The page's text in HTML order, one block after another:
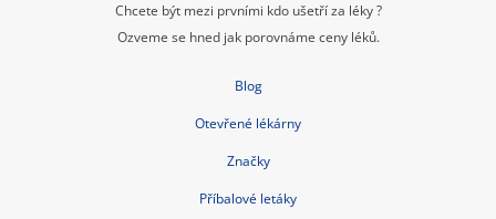
Chcete být mezi prvními kdo ušetří za léky ?
Ozveme se hned jak porovnáme ceny léků.
Blog
Otevřené lékárny
Značky
Příbalové letáky